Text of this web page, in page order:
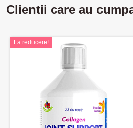
Clientii care au
La reducere!